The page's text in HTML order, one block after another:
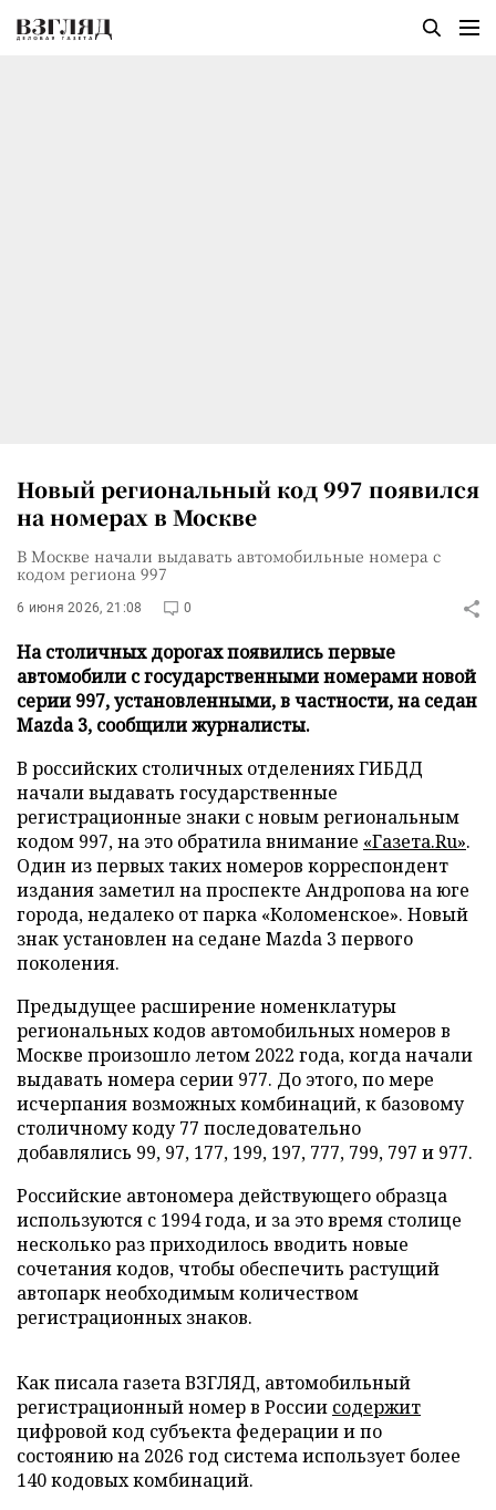
Новый региональный код 997 появился
на номерах в Москве
В Москве начали выдавать автомобильные номера с
кодом региона 997
6 июня 2026, 21:08 0
На столичных дорогах появились первые
автомобили с государственными номерами новой
серии 997, установленными, в частности, на седан
Mazda 3, сообщили журналисты.
В российских столичных отделениях ГИБДД
начали выдавать государственные
регистрационные знаки с новым региональным
кодом 997, на это обратила внимание «Газета.Ru».
Один из первых таких номеров корреспондент
издания заметил на проспекте Андропова на юге
города, недалеко от парка «Коломенское». Новый
знак установлен на седане Mazda 3 первого
поколения.
Предыдущее расширение номенклатуры
региональных кодов автомобильных номеров в
Москве произошло летом 2022 года, когда начали
выдавать номера серии 977. До этого, по мере
исчерпания возможных комбинаций, к базовому
столичному коду 77 последовательно
добавлялись 99, 97, 177, 199, 197, 777, 799, 797 и 977.
Российские автономера действующего образца
используются с 1994 года, и за это время столице
несколько раз приходилось вводить новые
сочетания кодов, чтобы обеспечить растущий
автопарк необходимым количеством
регистрационных знаков.
Как писала газета ВЗГЛЯД, автомобильный
регистрационный номер в России содержит
цифровой код субъекта федерации и по
состоянию на 2026 год система использует более
140 кодовых комбинаций.